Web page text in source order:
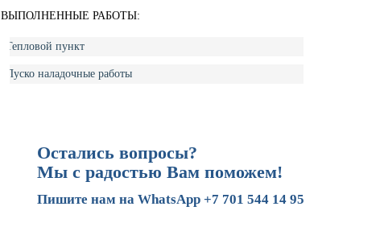
ВЫПОЛНЕННЫЕ РАБОТЫ:
Тепловой пункт
Пуско наладочные работы
Остались вопросы?
Мы с радостью Вам поможем!
Пишите нам на WhatsApp +7 701 544 14 95